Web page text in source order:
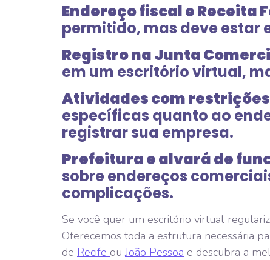
Endereço fiscal e Receita
permitido, mas deve estar
Registro na Junta
em um escritório virtual,
Atividades com
específicas quanto ao
registrar sua empresa.
Prefeitura e alvará de
sobre endereços
complicações.
Se você quer um escritório virtual
Oferecemos toda a estrutura necessária
de Recife ou João Pessoa e descubra a